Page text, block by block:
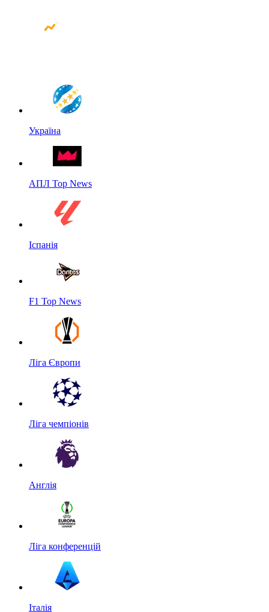
Україна
АПЛ Top News
Іспанія
F1 Top News
Ліга Європи
Ліга чемпіонів
Англія
Ліга конференцій
Італія